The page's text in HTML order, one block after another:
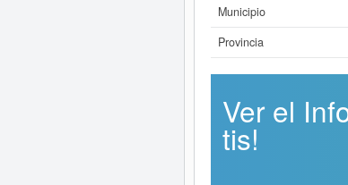
Municipio
Provincia
Ver el
tis!